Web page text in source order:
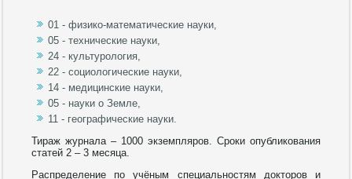
01 - физико-математические науки,
05 - технические науки,
24 - культурология,
22 - социологические науки,
14 - медицинские науки,
05 - науки о Земле,
11 - географические науки.
Тираж журнала – 1000 экземпляров. Сроки опубликования
статей 2 – 3 месяца.
Распределение по учёным специальностям докторов и